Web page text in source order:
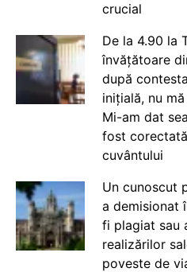
crucial
De la 4.90 la
învățătoare
după
inițială, nu
Mi-am dat
fost
cuvântului
Un cunoscut
a demisionat
fi plagiat sau
realizărilor
poveste de